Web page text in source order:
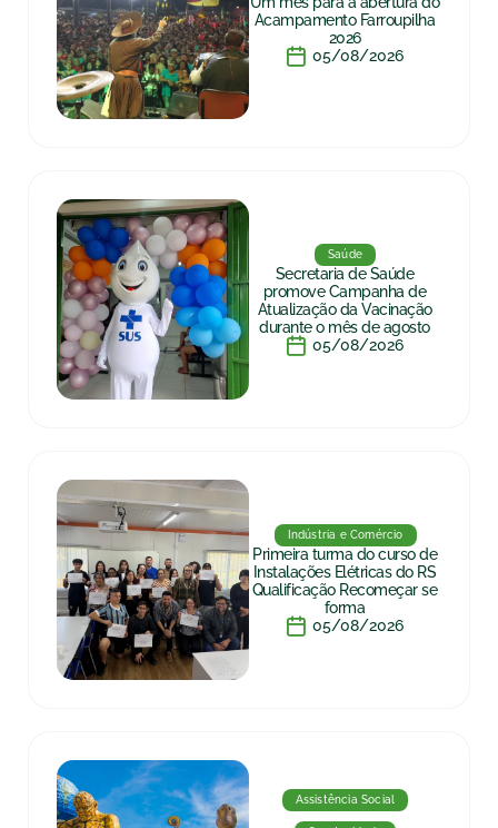
Acampamento Farroupilha
2026
05/08/2026
Saúde
Secretaria de Saúde
promove Campanha de
Atualização da Vacinação
durante o mês de agosto
05/08/2026
Indústria e Comércio
Primeira turma do curso de
Instalações Elétricas do RS
Qualificação Recomeçar se
forma
05/08/2026
Assistência Social